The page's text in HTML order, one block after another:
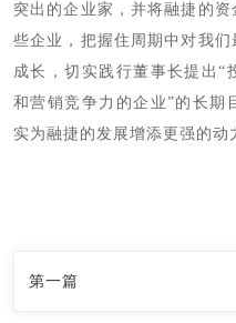
突出的企业家，并将融捷的
些企业，把握住周期中对我
成长，切实践行董事长提出“
和营销竞争力的企业”的长期
实为融捷的发展增添更强的动
第一篇